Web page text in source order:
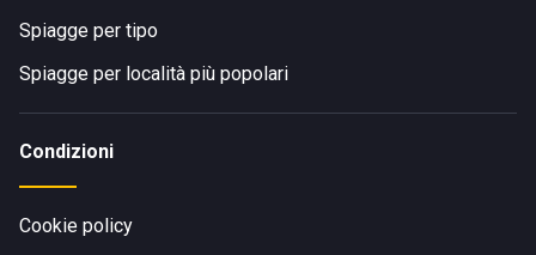
Spiagge per tipo
Spiagge per località più popolari
Condizioni
Cookie policy